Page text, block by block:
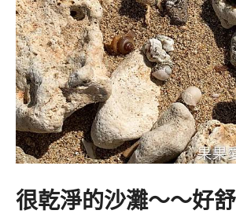
很乾淨的沙灘～～好